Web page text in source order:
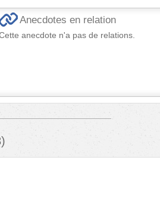
Anecdotes en relation
anecdote n'a pas de relations.
)